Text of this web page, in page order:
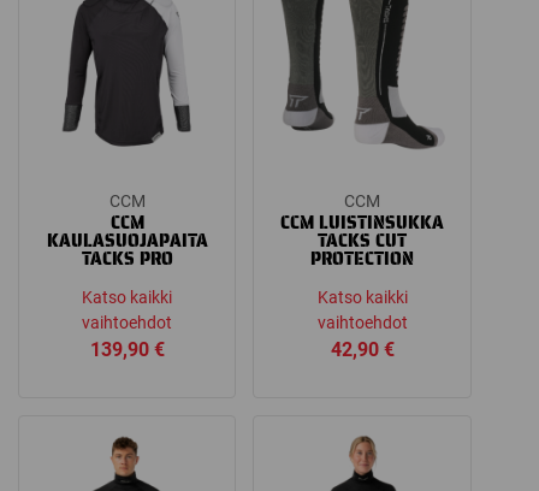
CCM
CCM
KAULASUOJAPAITA
TACKS PRO
Katso kaikki
vaihtoehdot
139,90 €
CCM
CCM LUISTINSUKKA
TACKS CUT
PROTECTION
Katso kaikki
vaihtoehdot
42,90 €